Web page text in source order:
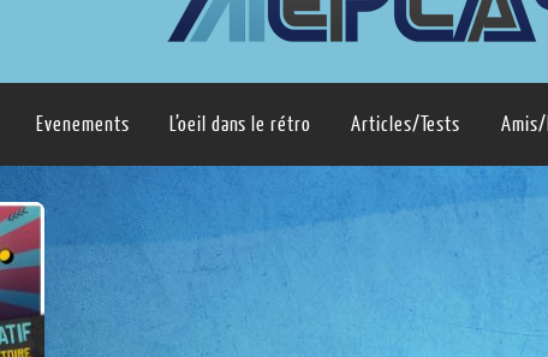
Evenements L’oeil dans le rétro Articles/Tests